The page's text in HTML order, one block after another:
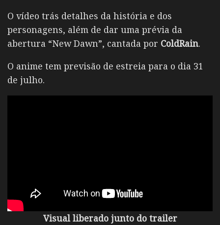
O vídeo trás detalhes da história e dos
personagens, além de dar uma prévia da
abertura “New Dawn”, cantada por ColdRain.
O anime tem previsão de estreia para o dia 31
de julho.
Visual liberado junto do trailer